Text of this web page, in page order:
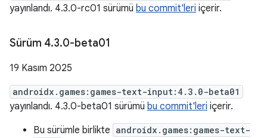
yayınlandı. 4.3.0-rc01 sürümü bu commit'leri içerir.
Sürüm 4.3.0-beta01
19 Kasım 2025
androidx.games:games-text-input:4.3.0-beta01
yayınlandı. 4.3.0-beta01 sürümü bu commit'leri içerir.
Bu sürümle birlikte androidx.games:games-text-